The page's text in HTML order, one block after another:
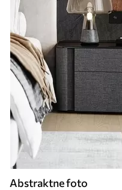
Abstraktne foto